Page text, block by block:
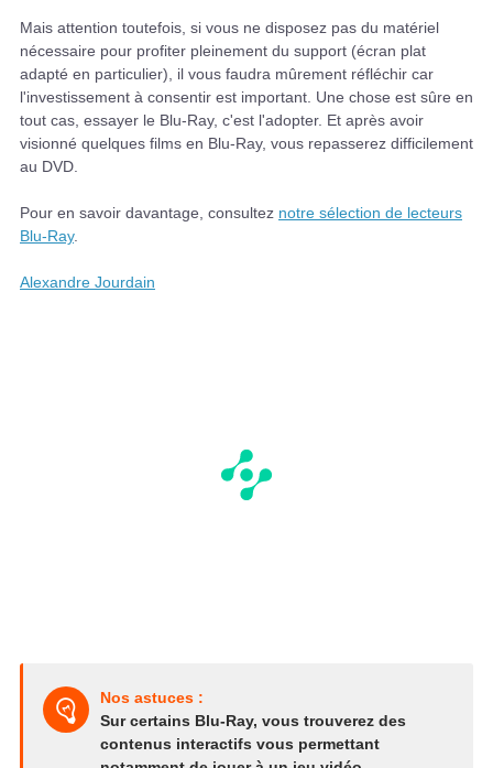
Mais attention toutefois, si vous ne disposez pas du matériel
nécessaire pour profiter pleinement du support (écran plat
adapté en particulier), il vous faudra mûrement réfléchir car
l'investissement à consentir est important. Une chose est sûre en
tout cas, essayer le Blu-Ray, c'est l'adopter. Et après avoir
visionné quelques films en Blu-Ray, vous repasserez difficilement
au DVD.
Pour en savoir davantage, consultez notre sélection de lecteurs
Blu-Ray.
Alexandre Jourdain
Nos astuces :
Sur certains Blu-Ray, vous trouverez des
contenus interactifs vous permettant